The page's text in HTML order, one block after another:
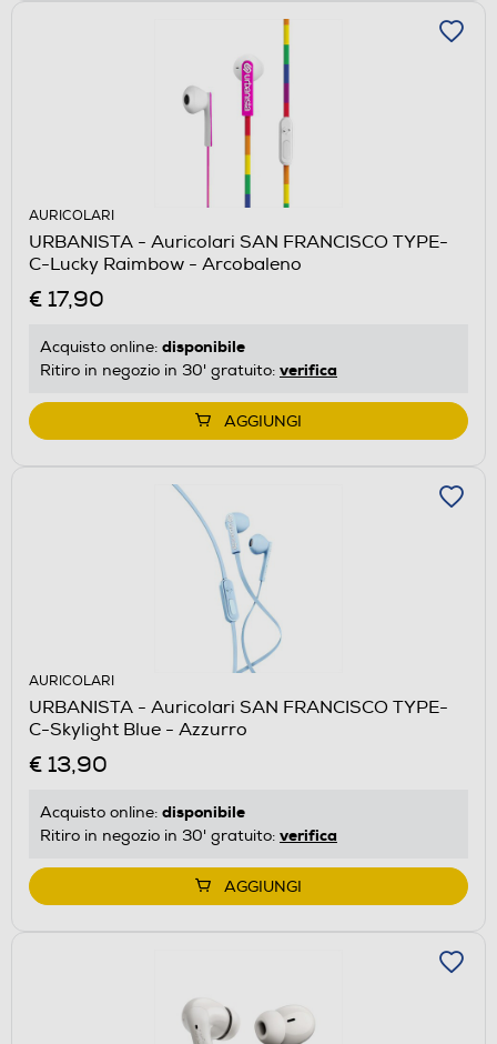
AURICOLARI
URBANISTA - Auricolari SAN FRANCISCO TYPE-
C-Lucky Raimbow - Arcobaleno
€ 17,90
Acquisto online: disponibile
Ritiro in negozio in 30' gratuito: verifica
AGGIUNGI
AURICOLARI
URBANISTA - Auricolari SAN FRANCISCO TYPE-
C-Skylight Blue - Azzurro
€ 13,90
Acquisto online: disponibile
Ritiro in negozio in 30' gratuito: verifica
AGGIUNGI